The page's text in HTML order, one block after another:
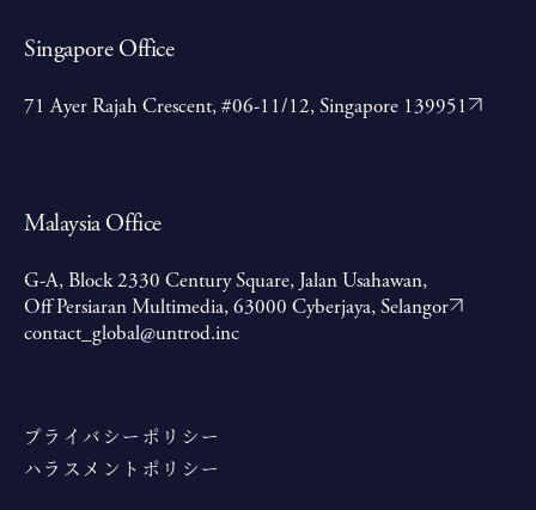
Singapore Office
71 Ayer Rajah Crescent, #06-11/12, Singapore 139951
Malaysia Office
G-A, Block 2330 Century Square, Jalan Usahawan,
Off Persiaran Multimedia, 63000 Cyberjaya, Selangor
contact_global@untrod.inc
プライバシーポリシー
ハラスメントポリシー